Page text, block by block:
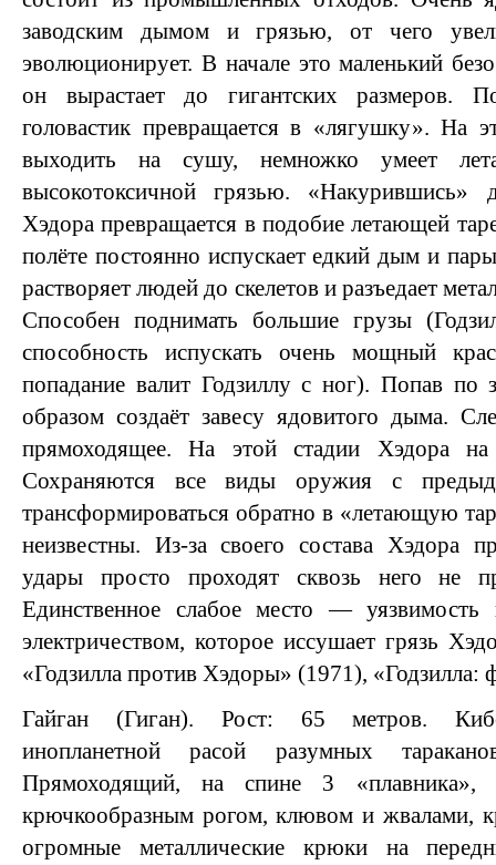
заводским дымом и грязью, от чего
эволюционирует. В начале это маленький
он вырастает до гигантских размеров.
головастик превращается в «лягушку». На
выходить на сушу, немножко умеет
высокотоксичной грязью. «Накурившись»
Хэдора превращается в подобие летающей
полёте постоянно испускает едкий дым и
растворяет людей до скелетов и разъедает
Способен поднимать большие грузы
способность испускать очень мощный
попадание валит Годзиллу с ног). Попав по
образом создаёт завесу ядовитого дыма.
прямоходящее. На этой стадии Хэдора
Сохраняются все виды оружия с
трансформироваться обратно в «летающую
неизвестны. Из-за своего состава Хэдора
удары просто проходят сквозь него не
Единственное слабое место — уязвимость
электричеством, которое иссушает грязь
«Годзилла против Хэдоры» (1971),
Гайган (Гиган). Рост: 65 метров.
инопланетной расой разумных
Прямоходящий, на спине 3 «плавника»,
крючкообразным рогом, клювом и жвалами,
огромные металлические крюки на